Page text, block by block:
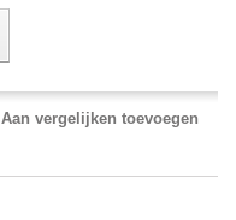
Aan vergelijken toevoegen